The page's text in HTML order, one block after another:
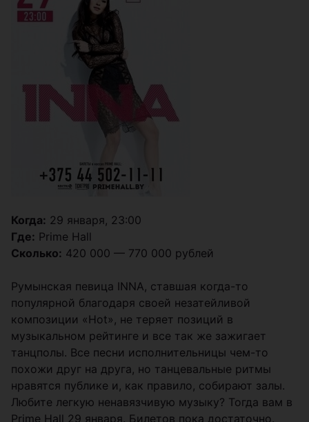
Когда: 29 января, 23:00
Где: Prime Hall
Сколько: 420 000 — 770 000 рублей
Румынская певица INNA, ставшая когда-то
популярной благодаря своей незатейливой
композиции «Hot», не теряет позиций в
музыкальном рейтинге и все так же зажигает
танцполы. Все песни исполнительницы чем-то
похожи друг на друга, но танцевальные ритмы
нравятся публике и, как правило, собирают залы.
Любите легкую ненавязчивую музыку? Тогда вам в
Prime Hall 29 января. Билетов пока достаточно.